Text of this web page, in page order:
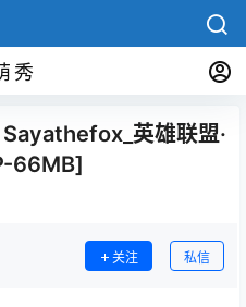
秀
英雄联盟·
66MB]
关注 私信